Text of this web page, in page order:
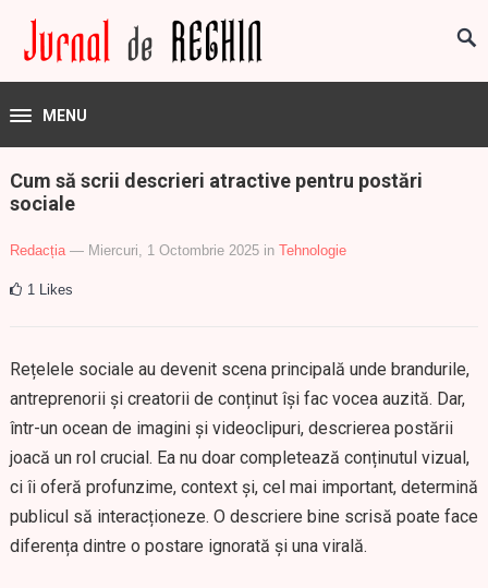
MENU
Cum să scrii descrieri atractive pentru postări
sociale
Redacția — Miercuri, 1 Octombrie 2025 in Tehnologie
1 Likes
Rețelele sociale au devenit scena principală unde brandurile,
antreprenorii și creatorii de conținut își fac vocea auzită. Dar,
într-un ocean de imagini și videoclipuri, descrierea postării
joacă un rol crucial. Ea nu doar completează conținutul vizual,
ci îi oferă profunzime, context și, cel mai important, determină
publicul să interacționeze. O descriere bine scrisă poate face
diferența dintre o postare ignorată și una virală.